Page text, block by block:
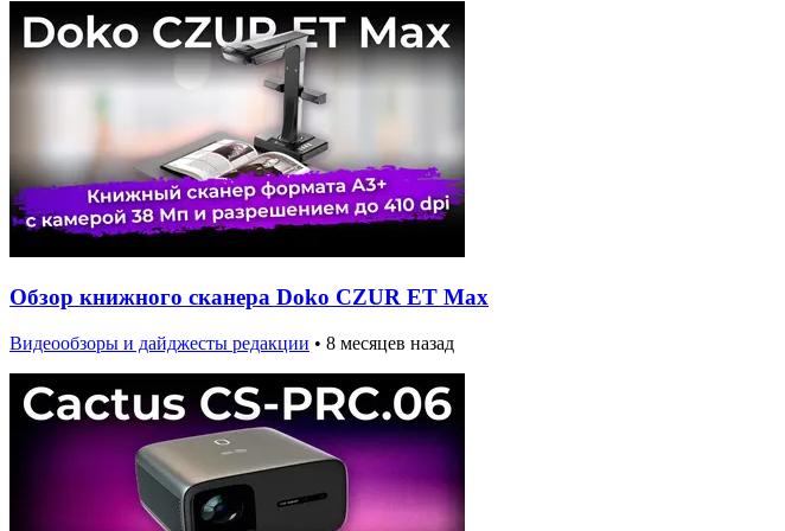
Обзор книжного сканера Doko CZUR ET Max
Видеообзоры и дайджесты редакции • 8 месяцев назад